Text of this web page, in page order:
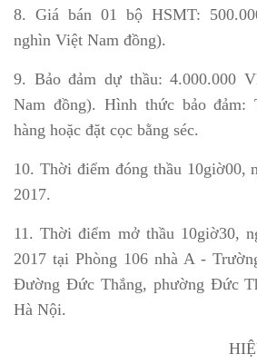
8. Giá bán 01 bộ HSMT:
nghìn Việt Nam đồng).
9. Bảo đảm dự thầu: 4.000.000
Nam đồng). Hình thức bảo đảm:
hàng hoặc đặt cọc bằng séc.
10. Thời điểm đóng thầu 10giờ00,
2017.
11. Thời điểm mở thầu 10giờ30,
2017 tại Phòng 106 nhà A -
Đường Đức Thắng, phường Đức
Hà Nội.